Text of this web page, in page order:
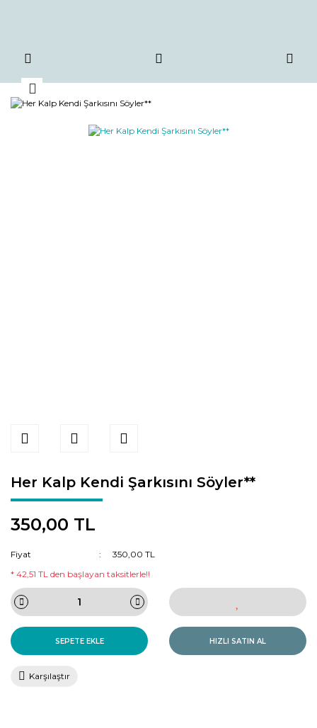
Her Kalp Kendi Şarkısını Söyler**
350,00 TL
Fiyat
350,00 TL
* 42,51 TL den başlayan taksitlerle!!
SEPETE EKLE HIZLI SATIN AL
Karşılaştır